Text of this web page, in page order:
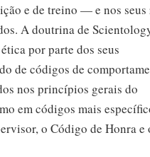
e de treino — e nos seus
A doutrina de
por parte dos seus
de códigos de
nos princípios gerais do
em códigos mais
o Código de Honra e